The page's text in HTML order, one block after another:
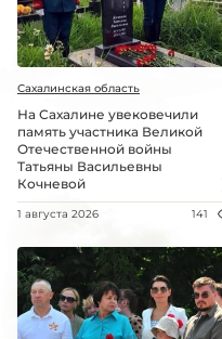
Сахалинская область
На Сахалине увековечили
память участника Великой
Отечественной войны
Татьяны Васильевны
Кочневой
1 августа 2026 141